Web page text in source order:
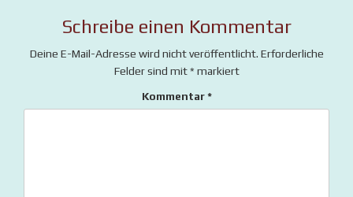
Schreibe einen Kommentar
Deine E-Mail-Adresse wird nicht veröffentlicht. Erforderliche
Felder sind mit* markiert
Kommentar*